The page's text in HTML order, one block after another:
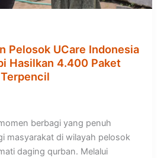
Pelosok UCare Indonesia
Hasilkan 4.400 Paket
berbagi yang penuh
masyarakat di wilayah pelosok
daging qurban. Melalui